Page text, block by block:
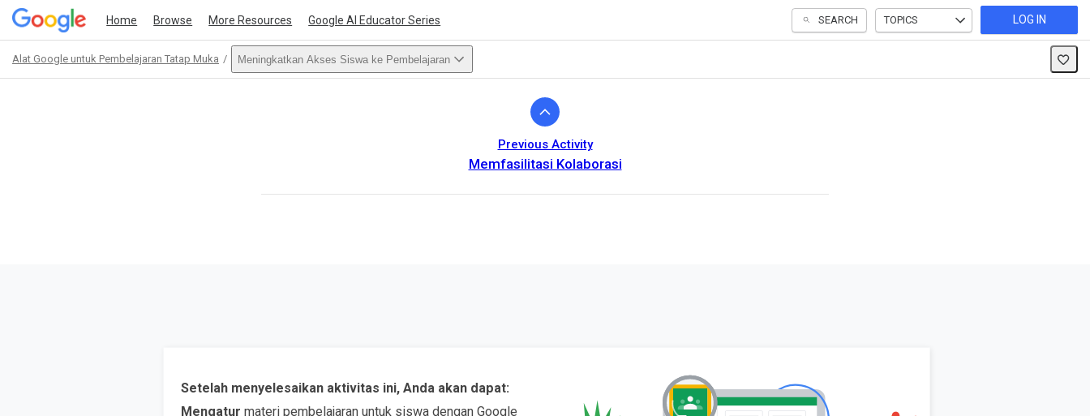
Home Browse More Resources Google AI Educator Series SEARCH TOPICS LOG IN
Alat Google untuk Pembelajaran Tatap Muka Meningkatkan Akses Siswa ke Pembelajaran
Previous Activity
Memfasilitasi Kolaborasi
Setelah menyelesaikan aktivitas ini, Anda akan dapat:
Mengatur materi pembelajaran untuk siswa dengan Google